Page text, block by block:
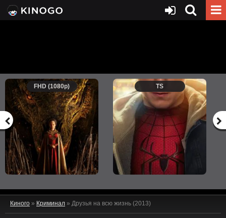
FHD (1080p) TS
Киного » Криминал » Друзья на всю жизнь (2013)